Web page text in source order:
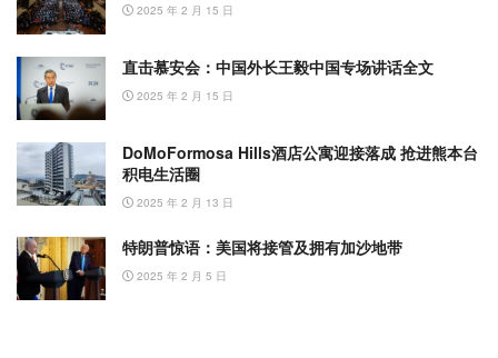
2025 年 2 月 15 日
直击慕安会：中国外长王毅中国专场讲话全文
2025 年 2 月 15 日
DoMoFormosa Hills酒店公寓迎接落成 抢进熊本台
积电生活圈
2025 年 2 月 13 日
特朗普惊语：美国将接管及拥有加沙地带
2025 年 2 月 5 日